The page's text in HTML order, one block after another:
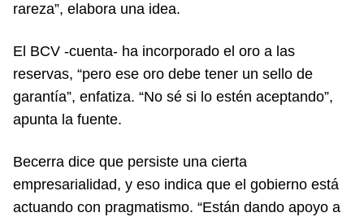
rareza”, elabora una idea.
El BCV -cuenta- ha incorporado el oro a las
reservas, “pero ese oro debe tener un sello de
garantía”, enfatiza. “No sé si lo estén aceptando”,
apunta la fuente.
Becerra dice que persiste una cierta
empresarialidad, y eso indica que el gobierno está
actuando con pragmatismo. “Están dando apoyo a